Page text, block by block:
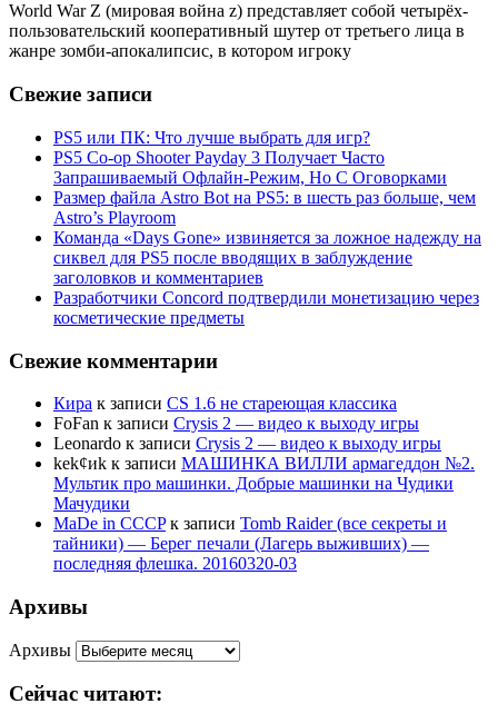
World War Z (мировая война z) представляет собой четырёх-
пользовательский кооперативный шутер от третьего лица в
жанре зомби-апокалипсис, в котором игроку
Свежие записи
PS5 или ПК: Что лучше выбрать для игр?
PS5 Co-op Shooter Payday 3 Получает Часто
Запрашиваемый Офлайн-Режим, Но С Оговорками
Размер файла Astro Bot на PS5: в шесть раз больше, чем
Astro’s Playroom
Команда «Days Gone» извиняется за ложное надежду на
сиквел для PS5 после вводящих в заблуждение
заголовков и комментариев
Разработчики Concord подтвердили монетизацию через
косметические предметы
Свежие комментарии
Кира к записи CS 1.6 не стареющая классика
FoFan к записи Crysis 2 — видео к выходу игры
Leonardo к записи Crysis 2 — видео к выходу игры
kek¢иk к записи МАШИНКА ВИЛЛИ армагеддон №2.
Мультик про машинки. Добрые машинки на Чудики
Мачудики
MaDe in CCCPк записи Tomb Raider (все секреты и
тайники) — Берег печали (Лагерь выживших) —
последняя флешка. 20160320-03
Архивы
Архивы
Сейчас читают: